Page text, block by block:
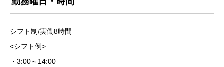
シフト制/実働8時間
<シフト例>
・3:00～14:00